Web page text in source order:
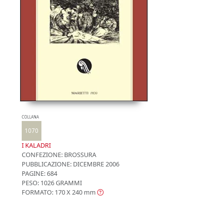
COLLANA
1070
I KALADRI
CONFEZIONE: BROSSURA
PUBBLICAZIONE: DICEMBRE 2006
PAGINE: 684
PESO: 1026 GRAMMI
FORMATO: 170 X 240 mm